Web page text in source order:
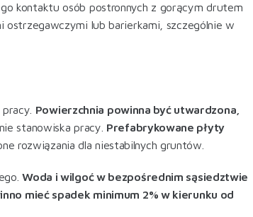
kontaktu osób postronnych z gorącym drutem
ostrzegawczymi lub barierkami, szczególnie w
Powierzchnia powinna być utwardzona,
stanowiska pracy. Prefabrykowane płyty
rozwiązania dla niestabilnych gruntów
Woda i wilgoć w bezpośrednim sąsiedztwie
mieć spadek minimum 2% w kierunku od